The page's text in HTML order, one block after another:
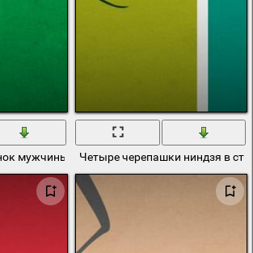
мужчины с бородой и усами
Четыре черепашки ниндзя в